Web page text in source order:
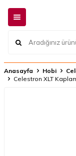
Anasayfa Hobi
Celestron XLT